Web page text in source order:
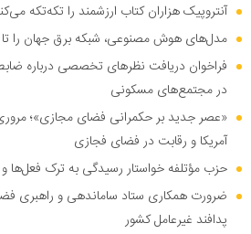
آنتروپیک هزاران کتاب ارزشمند را تکه‌تکه
مدل‌های هوش مصنوعی، شبکه برق جهان را تا
فراخوان دریافت نظر‌های تخصصی درباره
در مجتمع‌های مسکونی
«عصر جدید بر حکمرانی فضای مجازی»؛
آمریکا و رقابت در فضای فجازی
حزب مؤتلفه خواستار رسیدگی به ترک فعل‌ها
ضرورت همکاری ستاد ساماندهی و راهبری
پدافند غیرعامل کشور